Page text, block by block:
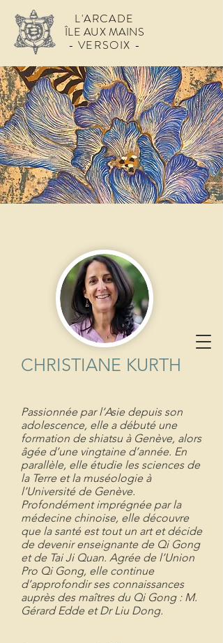
L'ARCADE
ÎLE AUX MAINS
- VERSOIX -
CHRISTIANE KURTH
Passionnée par l’Asie depuis son
adolescence, elle a débuté une
formation de shiatsu à Genève, alors
âgée d’une vingtaine d’année. En
parallèle, elle étudie les sciences de
la Terre et la muséologie à
l’Université de Genève.
Profondément imprégnée par la
médecine chinoise, elle découvre
que la santé est tout un art et décide
de devenir enseignante de Qi Gong
et de Tai Ji Quan. Agrée de l’Union
Pro Qi Gong, elle continue
d’approfondir ses connaissances
auprès des maîtres du Qi Gong : M.
Gérard Edde et Dr Liu Dong.